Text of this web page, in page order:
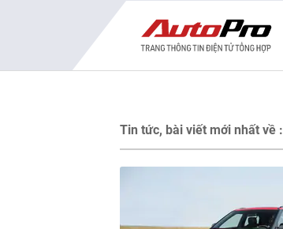
Tin tức, bài viết mới nhất về :